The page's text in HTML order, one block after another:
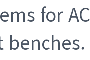
for AC
benches.